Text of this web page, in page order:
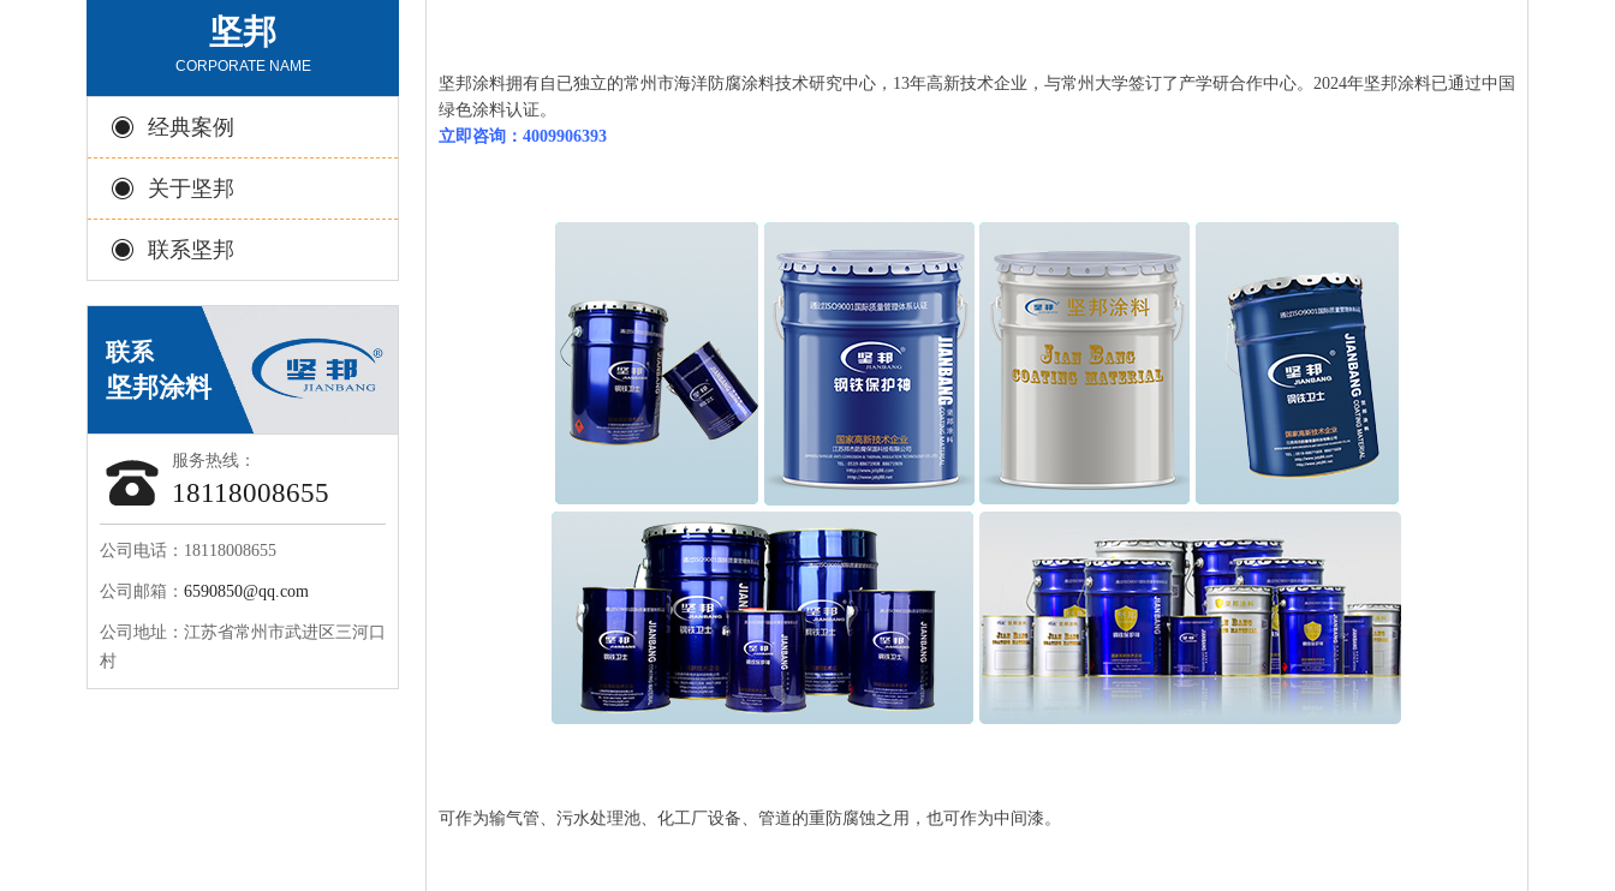
坚邦涂料拥有自已独立的常州市海洋防腐涂料技术研究中心，13年高新技术企业，与常州大学签订了产学研合作中心。2024年坚邦涂料已通过中国
绿色涂料认证。
立即咨询：4009906393
可作为输气管、污水处理池、化工厂设备、管道的重防腐蚀之用，也可作为中间漆。
坚邦
CORPORATE NAME
经典案例
关于坚邦
联系坚邦
服务热线：
18118008655
公司电话：18118008655
公司邮箱： 6590850@qq.com
公司地址：江苏省常州市武进区三河口
村